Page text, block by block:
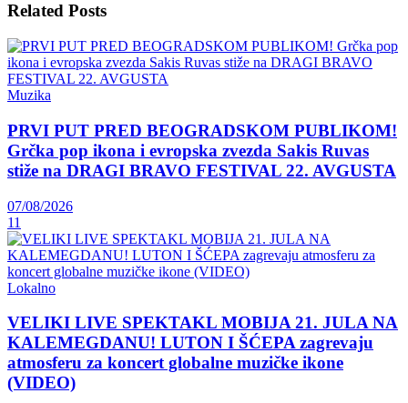
Related Posts
Muzika
PRVI PUT PRED BEOGRADSKOM PUBLIKOM!
Grčka pop ikona i evropska zvezda Sakis Ruvas
stiže na DRAGI BRAVO FESTIVAL 22. AVGUSTA
07/08/2026
11
Lokalno
VELIKI LIVE SPEKTAKL MOBIJA 21. JULA NA
KALEMEGDANU! LUTON I ŠĆEPA zagrevaju
atmosferu za koncert globalne muzičke ikone
(VIDEO)